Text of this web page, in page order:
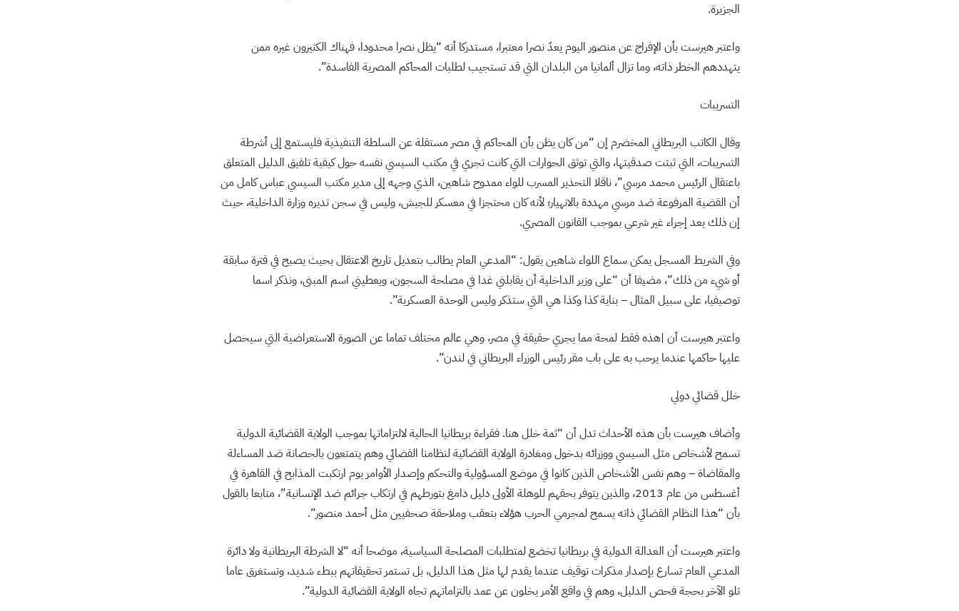
الجزيرة.
واعتبر هيرست بأن الإفراج عن منصور اليوم يعدّ نصرا معتبرا، مستدركا أنه “يظل نصرا محدودا، فهناك الكثيرون غيره ممن
يتهددهم الخطر ذاته، وما تزال ألمانيا من البلدان التي قد تستجيب لطلبات المحاكم المصرية الفاسدة”.
التسريبات
وقال الكاتب البريطاني المخضرم إن “من كان يظن بأن المحاكم في مصر مستقلة عن السلطة التنفيذية فليستمع إلى أشرطة
التسريبات، التي ثبتت صدقيتها، والتي توثق الحوارات التي كانت تجري في مكتب السيسي نفسه حول كيفية تلفيق الدليل المتعلق
باعتقال الرئيس محمد مرسي”، ناقلا التحذير المسرب للواء ممدوح شاهين، الذي وجهه إلى مدير مكتب السيسي عباس كامل من
أن القضية المرفوعة ضد مرسي مهددة بالانهيار؛ لأنه كان محتجزا في معسكر للجيش، وليس في سجن تديره وزارة الداخلية، حيث
إن ذلك يعد إجراء غير شرعي بموجب القانون المصري.
وفي الشريط المسجل يمكن سماع اللواء شاهين يقول: “المدعي العام يطالب بتعديل تاريخ الاعتقال بحيث يصبح في فترة سابقة
أو شيء من ذلك”، مضيفا أن “على وزير الداخلية أن يقابلني غدا في مصلحة السجون، ويعطيني اسم المبنى، ونذكر اسما
توصيفيا، على سبيل المثال – بناية كذا وكذا هي التي ستذكر وليس الوحدة العسكرية”.
واعتبر هيرست أن |هذه فقط لمحة مما يجري حقيقة في مصر، وهي عالم مختلف تماما عن الصورة الاستعراضية التي سيحصل
عليها حاكمها عندما يرحب به على باب مقر رئيس الوزراء البريطاني في لندن”.
خلل قضائي دولي
وأضاف هيرست بأن هذه الأحداث تدل أن “ثمة خلل هنا. فقراءة بريطانيا الحالية لالتزاماتها بموجب الولاية القضائية الدولية
تسمح لأشخاص مثل السيسي ووزرائه بدخول ومغادرة الولاية القضائية لنظامنا القضائي وهم يتمتعون بالحصانة ضد المساءلة
والمقاضاة – وهم نفس الأشخاص الذين كانوا في موضع المسؤولية والتحكم وإصدار الأوامر يوم ارتكبت المذابح في القاهرة في
أغسطس من عام 2013، والذين يتوفر بحقهم للوهلة الأولى دليل دامغ بتورطهم في ارتكاب جرائم ضد الإنسانية”، متابعا بالقول
بأن “هذا النظام القضائي ذاته يسمح لمجرمي الحرب هؤلاء بتعقب وملاحقة صحفيين مثل أحمد منصور”.
واعتبر هيرست أن العدالة الدولية في بريطانيا تخضع لمتطلبات المصلحة السياسية، موضحا أنه “لا الشرطة البريطانية ولا دائرة
المدعي العام تسارع بإصدار مذكرات توقيف عندما يقدم لها مثل هذا الدليل، بل تستمر تحقيقاتهم ببطء شديد، وتستغرق عاما
تلو الآخر بحجة فحص الدليل، وهم في واقع الأمر يخلون عن عمد بالتزاماتهم تجاه الولاية القضائية الدولية”.